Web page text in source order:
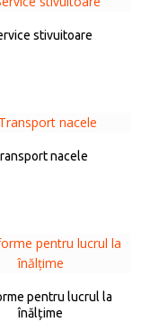
stivuitoare
nacele
pentru lucrul la
înălțime